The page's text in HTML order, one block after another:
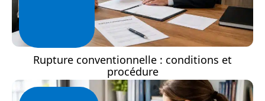
Rupture conventionnelle : conditions et
procédure